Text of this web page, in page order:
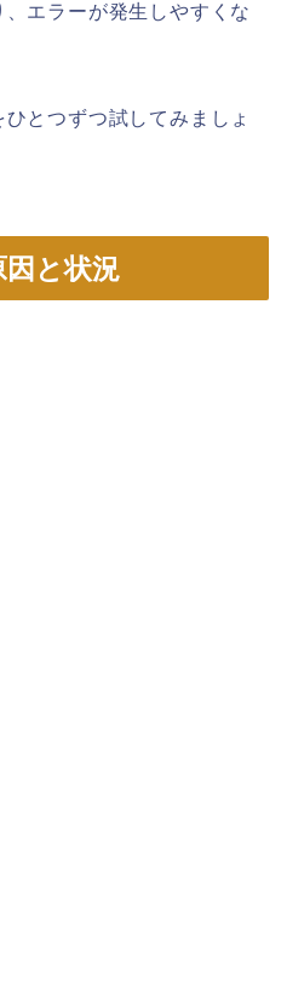
エラーが発生しやすくな
とつずつ試してみましょ
と状況